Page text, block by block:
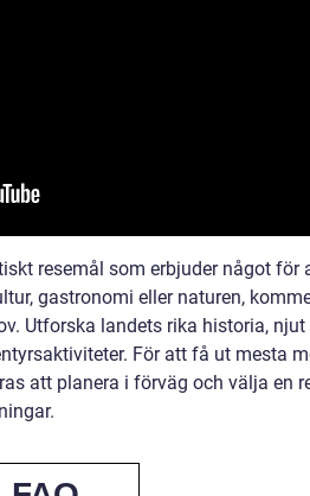
resemål som erbjuder något för
gastronomi eller naturen,
Utforska landets rika historia, njut
För att få ut mesta
att planera i förväg och välja en